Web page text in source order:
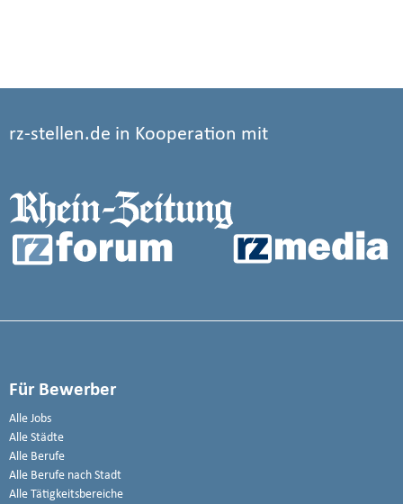
rz-stellen.de in Kooperation mit
Für Bewerber
Alle Jobs
Alle Städte
Alle Berufe
Alle Berufe nach Stadt
Alle Tätigkeitsbereiche